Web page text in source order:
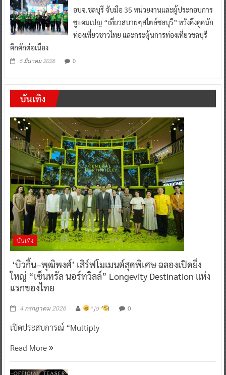
อบจ.ชลบุรี จับมือ 35 หน่วยงานและผู้ประกอบการ
ชูแคมเปญ “เที่ยวสบายๆสไตล์ชลบุรี” หวังดึงดูดนัก
ท่องเที่ยวชาวไทย และกระตุ้นการท่องเที่ยวชลบุรี
คึกคักต่อเนื่อง
5 มีนาคม 2026 0
บันเทิง
บันเทิง
‘บิวกิ้น–พุฒิพงศ์’ เสิร์ฟโมเมนต์สุดพิเศษ ฉลองเปิดยิ่ง
ใหญ่ “เซ็นทรัล นอร์ทวิลล์” Longevity Destination แห่ง
แรกของไทย
4 กรกฎาคม 2026 ^ jo ^ 0
เปิดประสบการณ์ “Multiply
Read More